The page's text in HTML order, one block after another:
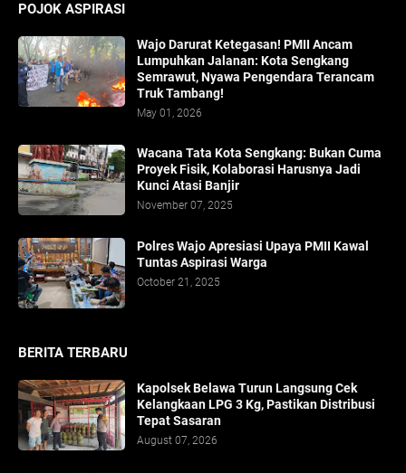
POJOK ASPIRASI
Wajo Darurat Ketegasan! PMII Ancam
Lumpuhkan Jalanan: Kota Sengkang
Semrawut, Nyawa Pengendara Terancam
Truk Tambang!
May 01, 2026
​Wacana Tata Kota Sengkang: Bukan Cuma
Proyek Fisik, Kolaborasi Harusnya Jadi
Kunci Atasi Banjir
November 07, 2025
Polres Wajo Apresiasi Upaya PMII Kawal
Tuntas Aspirasi Warga
October 21, 2025
BERITA TERBARU
Kapolsek Belawa Turun Langsung Cek
Kelangkaan LPG 3 Kg, Pastikan Distribusi
Tepat Sasaran
August 07, 2026